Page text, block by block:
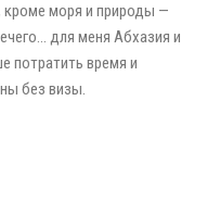
кроме моря и природы —
для меня Абхазия и
потратить время и
без визы.